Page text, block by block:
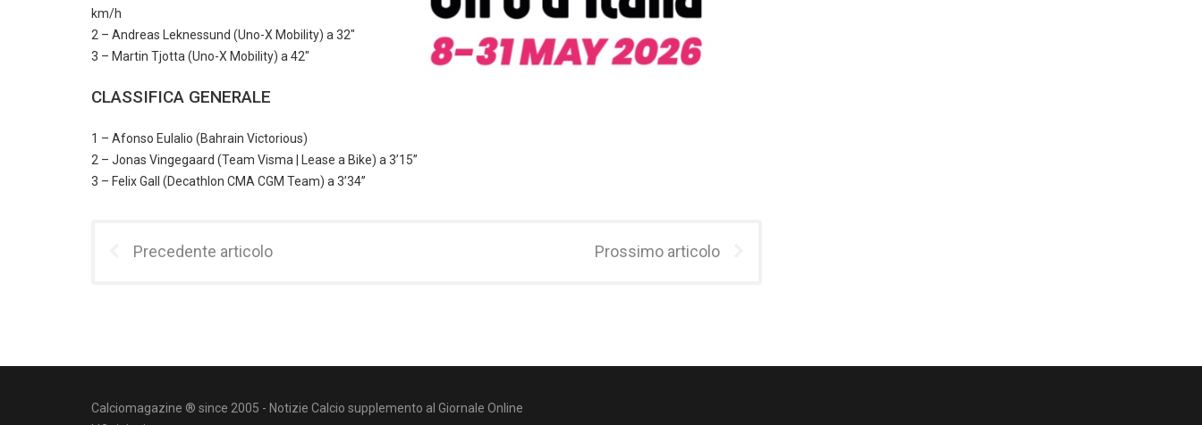
km/h
2 – Andreas Leknessund (Uno-X Mobility) a 32″
3 – Martin Tjotta (Uno-X Mobility) a 42″
CLASSIFICA GENERALE
1 – Afonso Eulalio (Bahrain Victorious)
2 – Jonas Vingegaard (Team Visma | Lease a Bike) a 3’15”
3 – Felix Gall (Decathlon CMA CGM Team) a 3’34”
Precedente articolo Prossimo articolo
Calciomagazine ® since 2005 - Notizie Calcio supplemento al Giornale Online